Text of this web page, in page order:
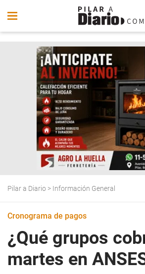
Pilar a Diario > Información General
Cronograma de pagos
¿Qué grupos
martes en